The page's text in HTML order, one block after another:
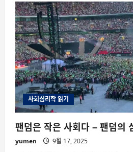
가
수
의
빌
보
드
1
위
가
한
국
음
악
계
에
뜻
는
사회심리학 읽기
팬덤은 작은 사회다 – 팬덤의
yumen 9월 17, 2025